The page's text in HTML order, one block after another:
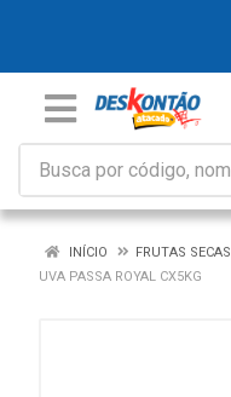
INÍCIO FRUTAS SECAS
UVA PASSA ROYAL CX5KG